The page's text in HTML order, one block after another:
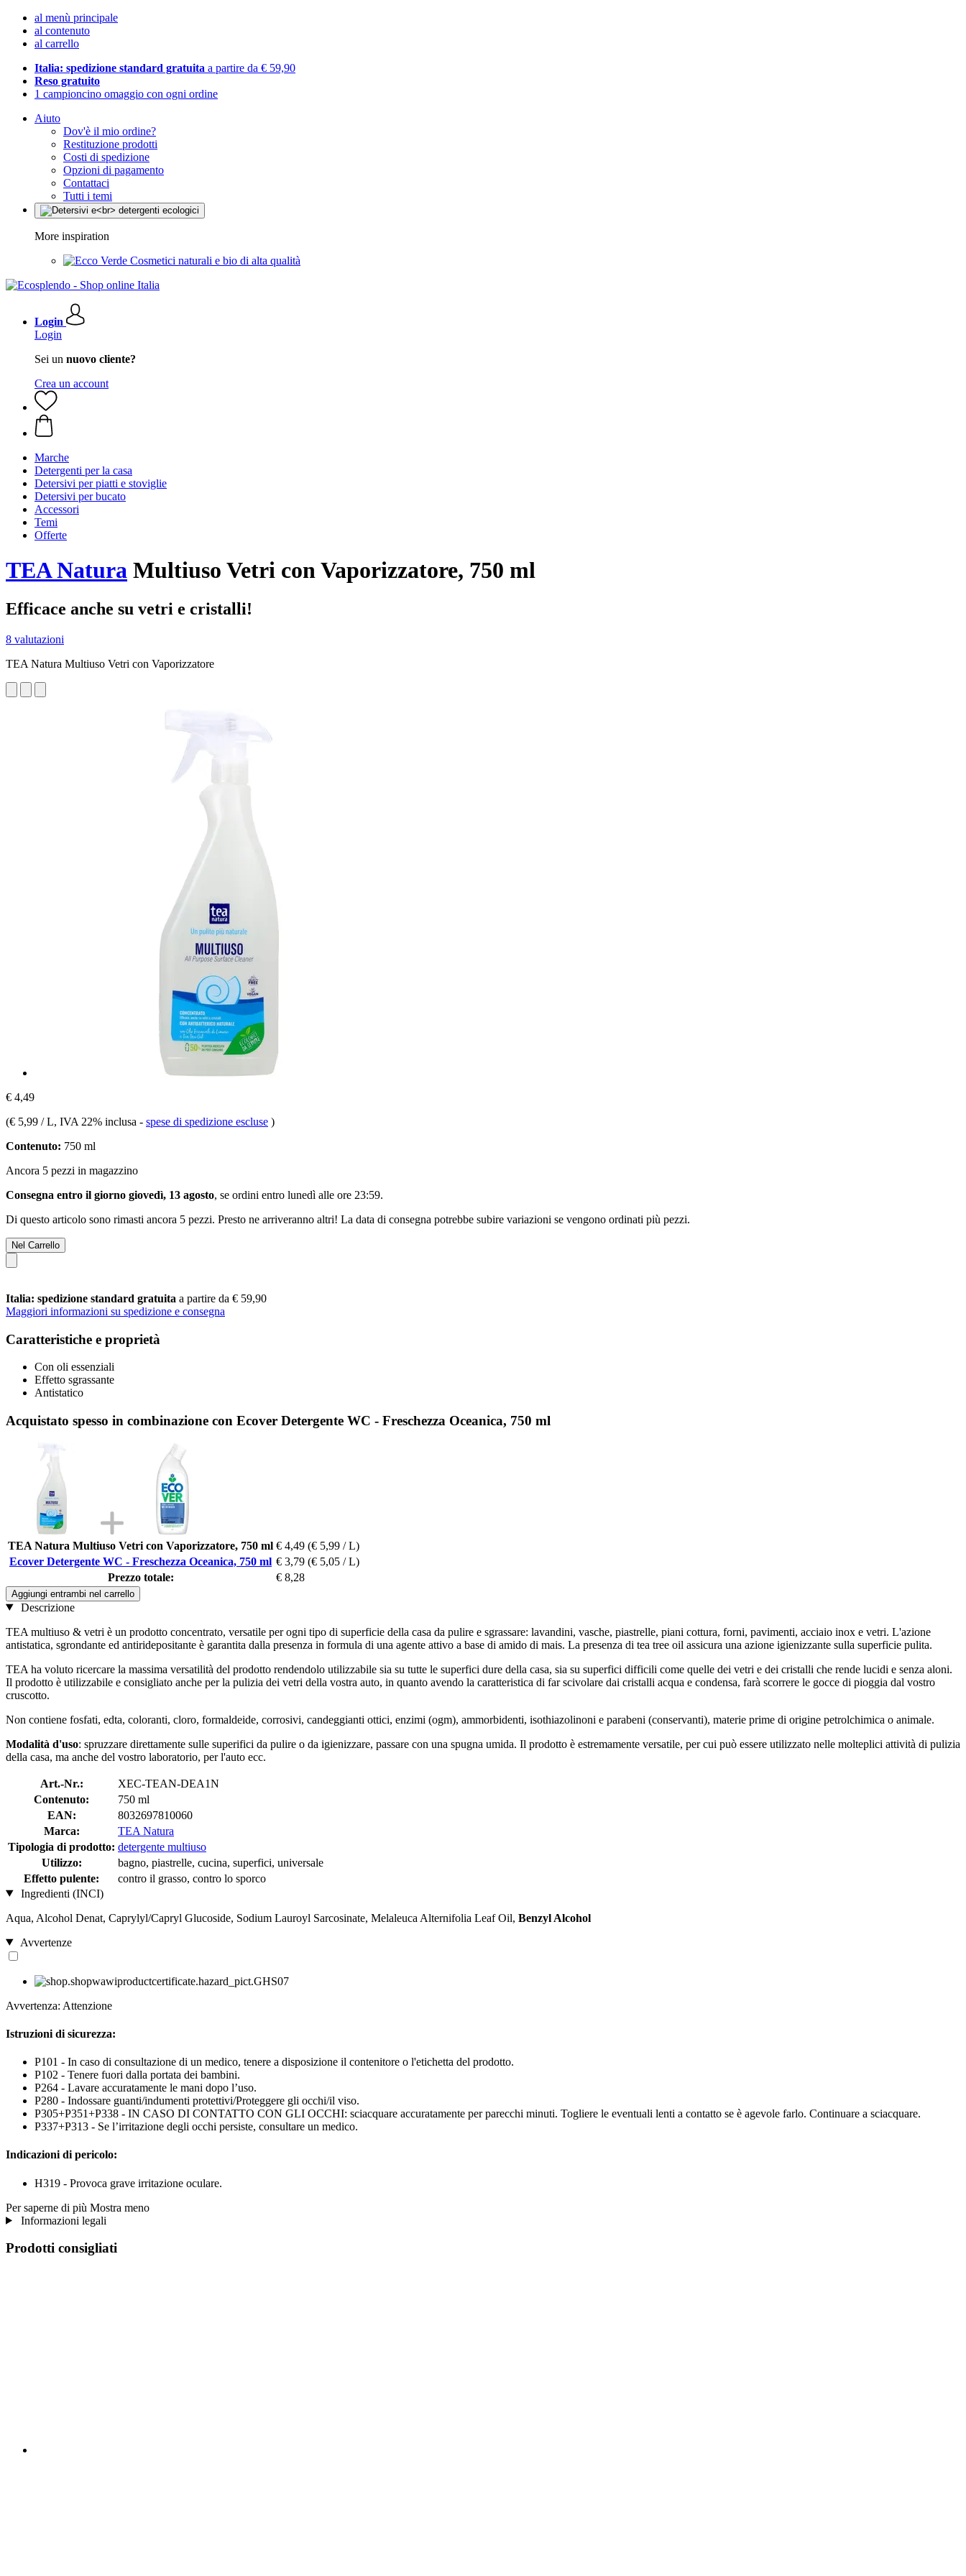
al menù principale
al contenuto
al carrello
Italia: spedizione standard gratuita a partire da € 59,90
Reso gratuito
1 campioncino omaggio con ogni ordine
Aiuto
Dov'è il mio ordine?
Restituzione prodotti
Costi di spedizione
Opzioni di pagamento
Contattaci
Tutti i temi
More inspiration
Cosmetici naturali e bio di alta qualità
Login
Login
Sei un nuovo cliente?
Crea un account
Marche
Detergenti per la casa
Detersivi per piatti e stoviglie
Detersivi per bucato
Accessori
Temi
Offerte
TEA Natura Multiuso Vetri con Vaporizzatore, 750 ml
Efficace anche su vetri e cristalli!
8 valutazioni
TEA Natura Multiuso Vetri con Vaporizzatore
€ 4,49
(€ 5,99 / L, IVA 22% inclusa - spese di spedizione escluse )
Contenuto: 750 ml
Ancora 5 pezzi in magazzino
Consegna entro il giorno giovedì, 13 agosto, se ordini entro lunedì alle ore 23:59.
Di questo articolo sono rimasti ancora 5 pezzi. Presto ne arriveranno altri! La data di consegna potrebbe subire variazioni se vengono ordinati più pezzi.
Nel Carrello
Italia: spedizione standard gratuita a partire da € 59,90
Maggiori informazioni su spedizione e consegna
Caratteristiche e proprietà
Con oli essenziali
Effetto sgrassante
Antistatico
Acquistato spesso in combinazione con Ecover Detergente WC - Freschezza Oceanica, 750 ml
TEA Natura Multiuso Vetri con Vaporizzatore, 750 ml € 4,49 (€ 5,99 / L)
Ecover Detergente WC - Freschezza Oceanica, 750 ml € 3,79 (€ 5,05 / L)
Prezzo totale:
€ 8,28
Aggiungi entrambi nel carrello
Descrizione
TEA multiuso & vetri è un prodotto concentrato, versatile per ogni tipo di superficie della casa da pulire e sgrassare: lavandini, vasche, piastrelle, piani cottura, forni, pavimenti, acciaio inox e vetri. L'azione
antistatica, sgrondante ed antiridepositante è garantita dalla presenza in formula di una agente attivo a base di amido di mais. La presenza di tea tree oil assicura una azione igienizzante sulla superficie pulita.
TEA ha voluto ricercare la massima versatilità del prodotto rendendolo utilizzabile sia su tutte le superfici dure della casa, sia su superfici difficili come quelle dei vetri e dei cristalli che rende lucidi e senza aloni.
Il prodotto è utilizzabile e consigliato anche per la pulizia dei vetri della vostra auto, in quanto avendo la caratteristica di far scivolare dai cristalli acqua e condensa, farà scorrere le gocce di pioggia dal vostro
cruscotto.
Non contiene fosfati, edta, coloranti, cloro, formaldeide, corrosivi, candeggianti ottici, enzimi (ogm), ammorbidenti, isothiazolinoni e parabeni (conservanti), materie prime di origine petrolchimica o animale.
Modalità d'uso: spruzzare direttamente sulle superifici da pulire o da igienizzare, passare con una spugna umida. Il prodotto è estremamente versatile, per cui può essere utilizzato nelle molteplici attività di pulizia
della casa, ma anche del vostro laboratorio, per l'auto ecc.
Art.-Nr.:
XEC-TEAN-DEA1N
Contenuto:
750 ml
EAN:
8032697810060
Marca:
TEA Natura
Tipologia di prodotto: detergente multiuso
Utilizzo:
bagno, piastrelle, cucina, superfici, universale
Effetto pulente:
contro il grasso, contro lo sporco
Ingredienti (INCI)
Aqua, Alcohol Denat, Caprylyl/Capryl Glucoside, Sodium Lauroyl Sarcosinate, Melaleuca Alternifolia Leaf Oil, Benzyl Alcohol
Avvertenze
Avvertenza: Attenzione
Istruzioni di sicurezza:
P101 - In caso di consultazione di un medico, tenere a disposizione il contenitore o l'etichetta del prodotto.
P102 - Tenere fuori dalla portata dei bambini.
P264 - Lavare accuratamente le mani dopo l’uso.
P280 - Indossare guanti/indumenti protettivi/Proteggere gli occhi/il viso.
P305+P351+P338 - IN CASO DI CONTATTO CON GLI OCCHI: sciacquare accuratamente per parecchi minuti. Togliere le eventuali lenti a contatto se è agevole farlo. Continuare a sciacquare.
P337+P313 - Se l’irritazione degli occhi persiste, consultare un medico.
Indicazioni di pericolo:
H319 - Provoca grave irritazione oculare.
Per saperne di più Mostra meno
Informazioni legali
Prodotti consigliati